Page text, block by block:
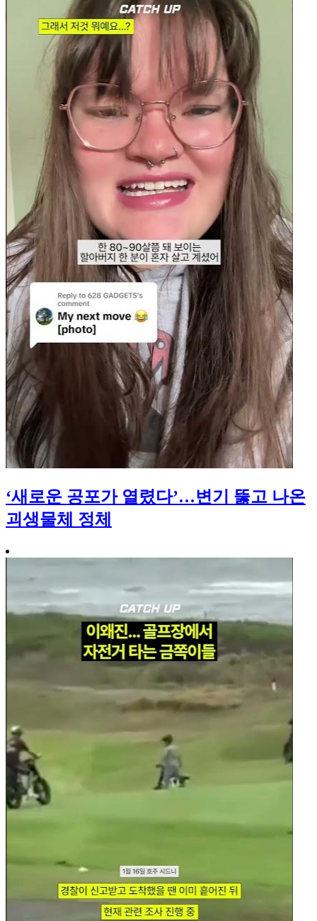
‘새로운 공포가 열렸다’…변기 뚫고 나온
괴생물체 정체